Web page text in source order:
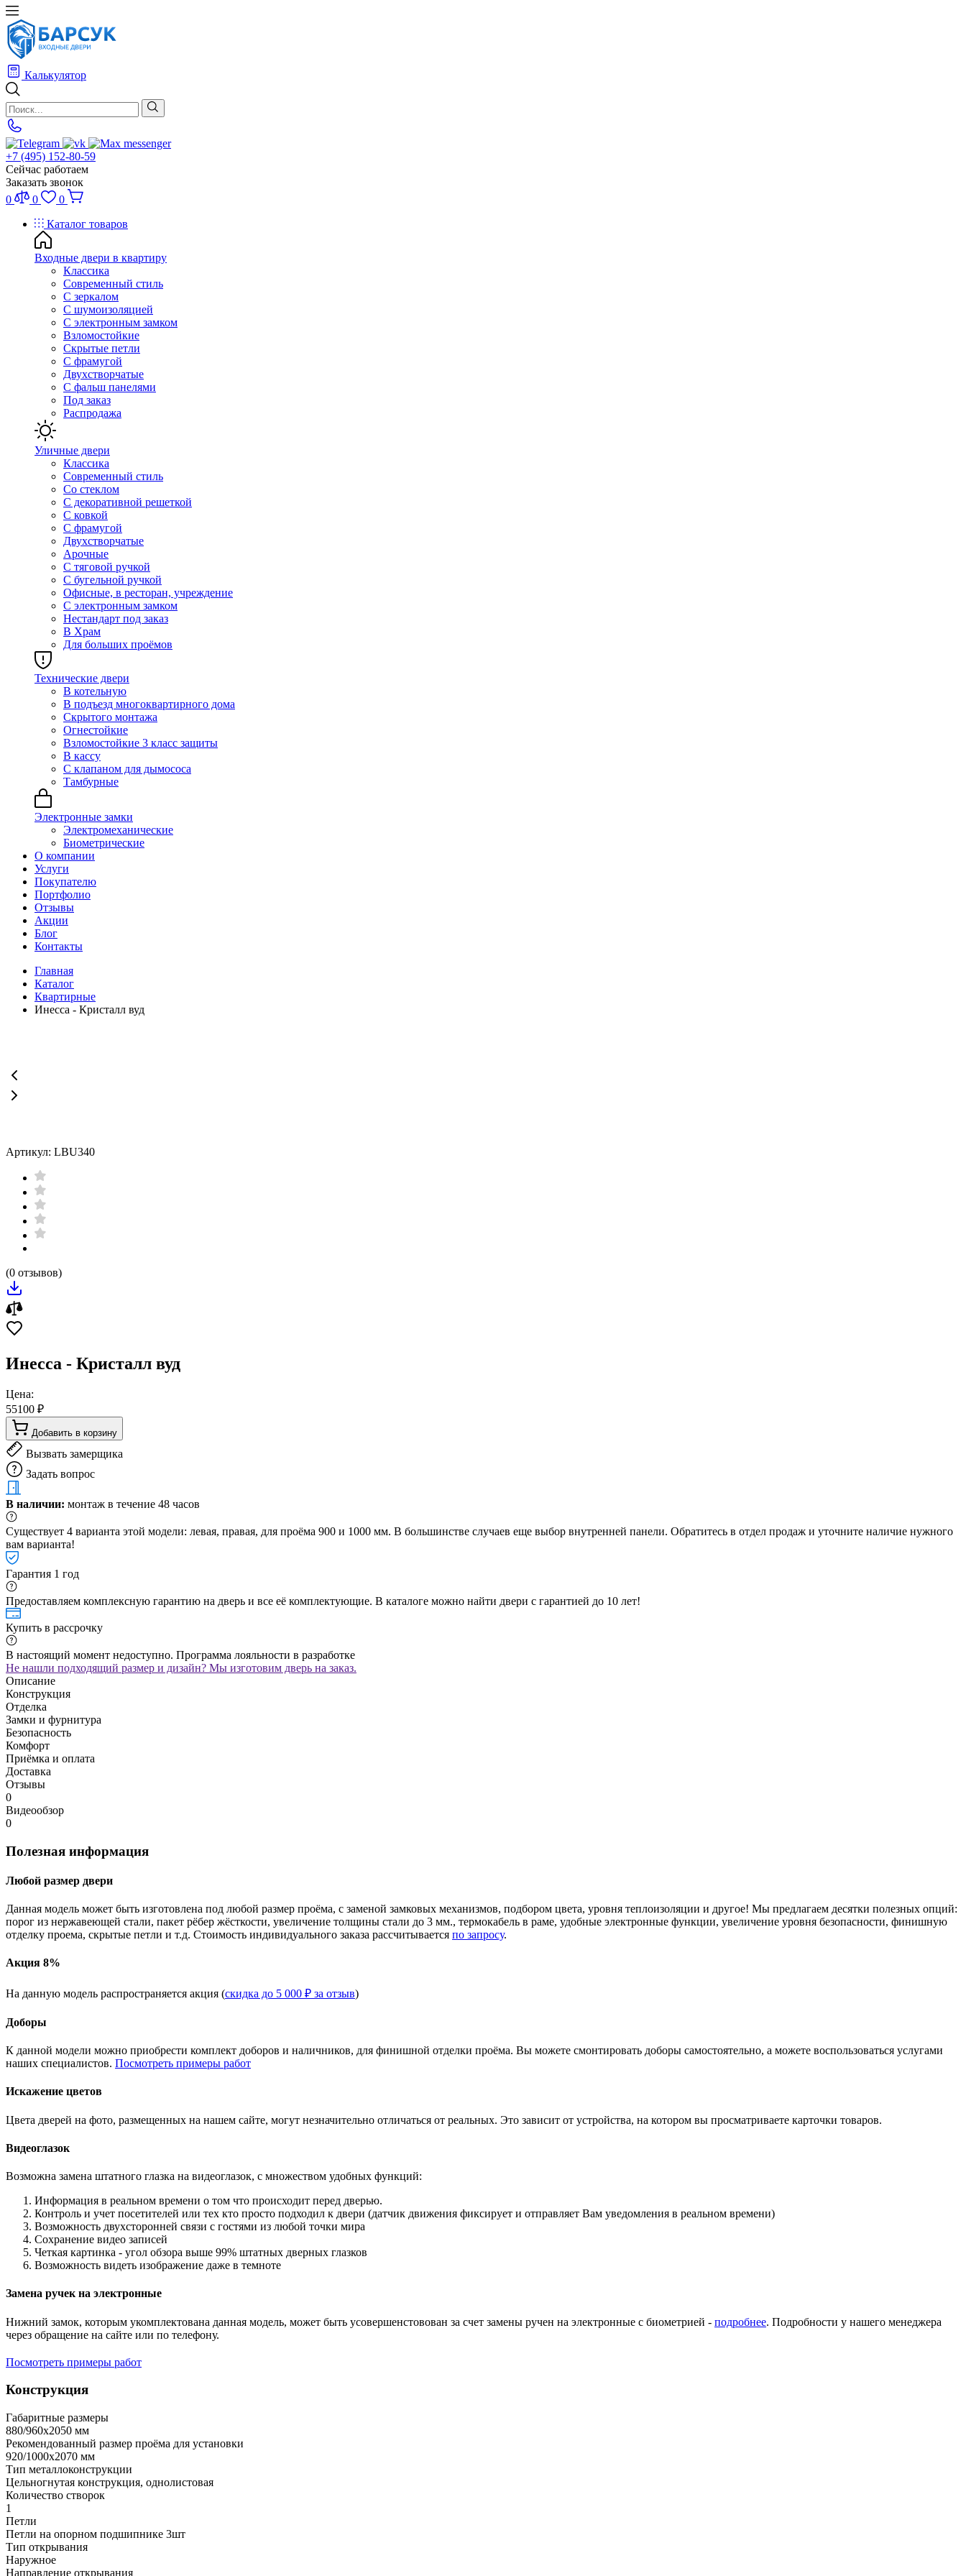
Калькулятор
+7 (495) 152-80-59
Сейчас работаем
Заказать звонок
0
0
0
Каталог товаров
Входные двери в квартиру
Классика
Современный стиль
С зеркалом
С шумоизоляцией
С электронным замком
Взломостойкие
Скрытые петли
С фрамугой
Двухстворчатые
С фальш панелями
Под заказ
Распродажа
Уличные двери
Классика
Современный стиль
Со стеклом
С декоративной решеткой
С ковкой
С фрамугой
Двухстворчатые
Арочные
С тяговой ручкой
С бугельной ручкой
Офисные, в ресторан, учреждение
С электронным замком
Нестандарт под заказ
В Храм
Для больших проёмов
Технические двери
В котельную
В подъезд многоквартирного дома
Скрытого монтажа
Огнестойкие
Взломостойкие 3 класс защиты
В кассу
С клапаном для дымососа
Тамбурные
Электронные замки
Электромеханические
Биометрические
О компании
Услуги
Покупателю
Портфолио
Отзывы
Акции
Блог
Контакты
Главная
Каталог
Квартирные
Инесса - Кристалл вуд
Артикул: LBU340
(0 отзывов)
Инесса - Кристалл вуд
Цена:
55100 ₽
Добавить в корзину
Вызвать замерщика
Задать вопрос
В наличии: монтаж в течение 48 часов
Существует 4 варианта этой модели: левая, правая, для проёма 900 и 1000 мм. В большинстве случаев еще выбор внутренней панели. Обратитесь в отдел продаж и уточните наличие нужного
вам варианта!
Гарантия 1 год
Предоставляем комплексную гарантию на дверь и все её комплектующие. В каталоге можно найти двери с гарантией до 10 лет!
Купить в рассрочку
В настоящий момент недоступно. Программа лояльности в разработке
Не нашли подходящий размер и дизайн? Мы изготовим дверь на заказ.
Описание
Конструкция
Отделка
Замки и фурнитура
Безопасность
Комфорт
Приёмка и оплата
Доставка
Отзывы
0
Видеообзор
0
Полезная информация
Любой размер двери
Данная модель может быть изготовлена под любой размер проёма, с заменой замковых механизмов, подбором цвета, уровня теплоизоляции и другое! Мы предлагаем десятки полезных опций:
порог из нержавеющей стали, пакет рёбер жёсткости, увеличение толщины стали до 3 мм., термокабель в раме, удобные электронные функции, увеличение уровня безопасности, финишную
отделку проема, скрытые петли и т.д. Стоимость индивидуального заказа рассчитывается по запросу.
Акция 8%
На данную модель распространяется акция (скидка до 5 000 ₽ за отзыв)
Доборы
К данной модели можно приобрести комплект доборов и наличников, для финишной отделки проёма. Вы можете смонтировать доборы самостоятельно, а можете воспользоваться услугами
наших специалистов. Посмотреть примеры работ
Искажение цветов
Цвета дверей на фото, размещенных на нашем сайте, могут незначительно отличаться от реальных. Это зависит от устройства, на котором вы просматриваете карточки товаров.
Видеоглазок
Возможна замена штатного глазка на видеоглазок, с множеством удобных функций:
Информация в реальном времени о том что происходит перед дверью.
Контроль и учет посетителей или тех кто просто подходил к двери (датчик движения фиксирует и отправляет Вам уведомления в реальном времени)
Возможность двухсторонней связи с гостями из любой точки мира
Сохранение видео записей
Четкая картинка - угол обзора выше 99% штатных дверных глазков
Возможность видеть изображение даже в темноте
Замена ручек на электронные
Нижний замок, которым укомплектована данная модель, может быть усовершенстовован за счет замены ручен на электронные с биометрией - подробнее. Подробности у нашего менеджера
через обращение на сайте или по телефону.
Посмотреть примеры работ
Конструкция
Габаритные размеры
880/960х2050 мм
Рекомендованный размер проёма для установки
920/1000х2070 мм
Тип металлоконструкции
Цельногнутая конструкция, однолистовая
Количество створок
1
Петли
Петли на опорном подшипнике 3шт
Тип открывания
Наружное
Направление открывания